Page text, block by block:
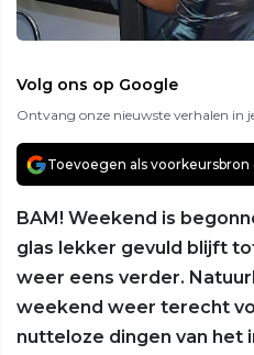
Volg ons op Google
Ontvang onze nieuwste verhalen in
Toevoegen als voorkeursbron
BAM! Weekend is
glas lekker gevuld blijft
weer eens verder.
weekend weer terecht
nutteloze dingen van het